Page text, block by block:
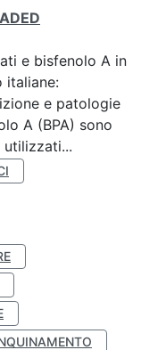
e bisfenolo A in
italiane:
e patologie
A (BPA) sono